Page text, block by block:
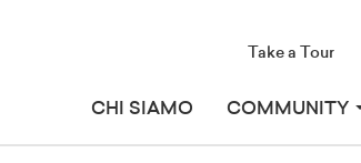
CHI SIAMO COMMUNITY
Take a Tour